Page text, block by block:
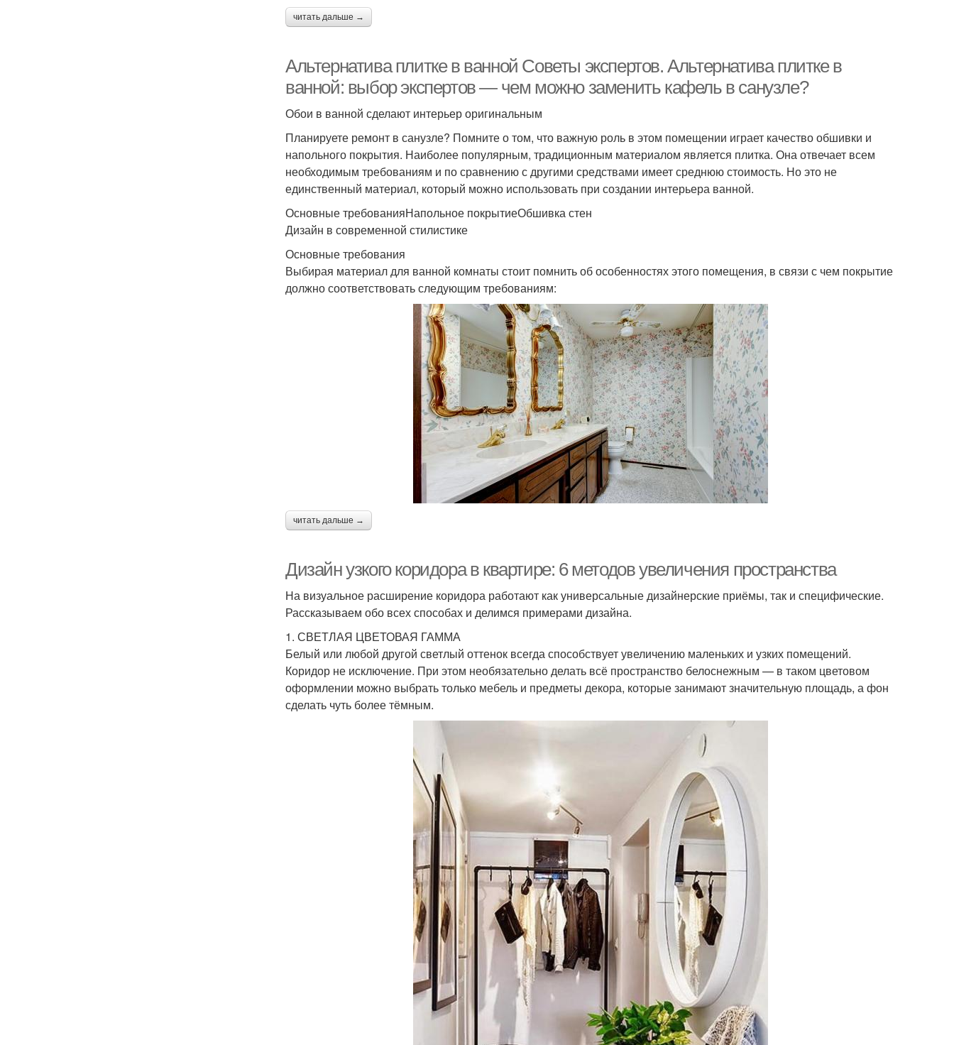
читать дальше →
Альтернатива плитке в ванной Советы экспертов. Альтернатива плитке в
ванной: выбор экспертов — чем можно заменить кафель в санузле?
Обои в ванной сделают интерьер оригинальным
Планируете ремонт в санузле? Помните о том, что важную роль в этом помещении играет качество обшивки и
напольного покрытия. Наиболее популярным, традиционным материалом является плитка. Она отвечает всем
необходимым требованиям и по сравнению с другими средствами имеет среднюю стоимость. Но это не
единственный материал, который можно использовать при создании интерьера ванной.
Основные требованияНапольное покрытиеОбшивка стен
Дизайн в современной стилистике
Основные требования
Выбирая материал для ванной комнаты стоит помнить об особенностях этого помещения, в связи с чем покрытие
должно соответствовать следующим требованиям:
читать дальше →
Дизайн узкого коридора в квартире: 6 методов увеличения пространства
На визуальное расширение коридора работают как универсальные дизайнерские приёмы, так и специфические.
Рассказываем обо всех способах и делимся примерами дизайна.
1. СВЕТЛАЯ ЦВЕТОВАЯ ГАММА
Белый или любой другой светлый оттенок всегда способствует увеличению маленьких и узких помещений.
Коридор не исключение. При этом необязательно делать всё пространство белоснежным — в таком цветовом
оформлении можно выбрать только мебель и предметы декора, которые занимают значительную площадь, а фон
сделать чуть более тёмным.